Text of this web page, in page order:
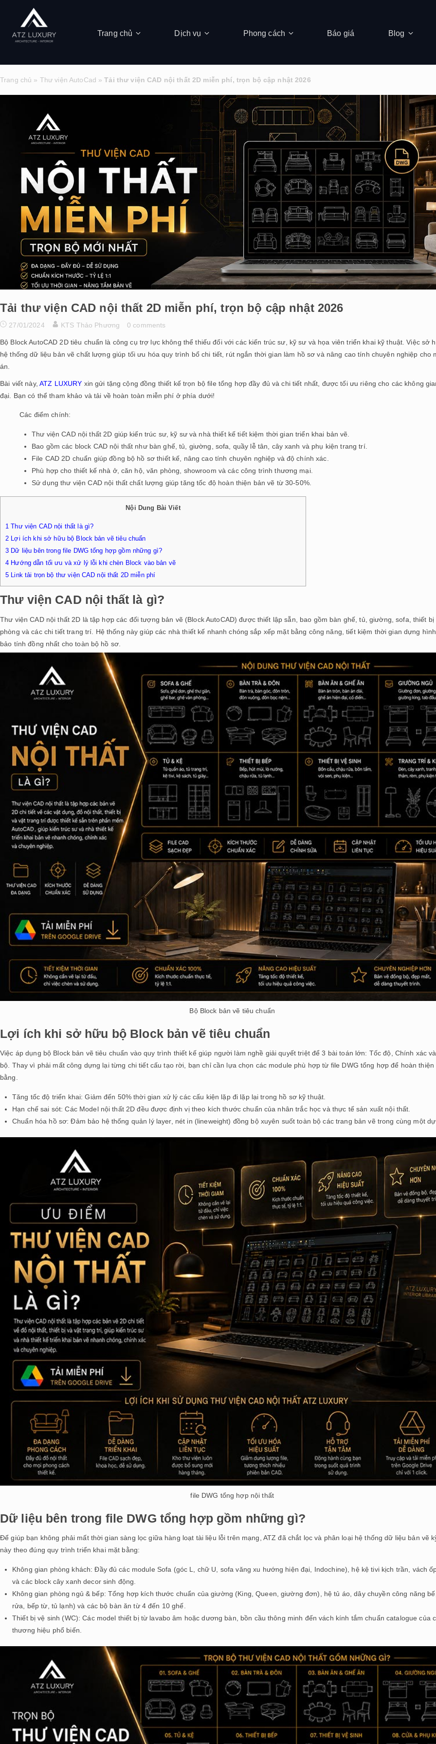
Trang chủ Dịch vụ Phong cách Báo giá Blog
Trang chủ » Thư viện AutoCad »Tải thư viện CAD nội thất 2D miễn phí, trọn bộ cập nhật 2026
Tải thư viện CAD nội thất 2D miễn phí, trọn bộ cập nhật 2026
27/01/2024 KTS Thảo Phương 0 comments
Bộ Block AutoCAD 2D tiêu chuẩn là công cụ trợ lực không thể thiếu đối với các kiến trúc sư, kỹ sư và họa viên triển khai kỹ thuật. Việc sở
hệ thống dữ liệu bản vẽ chất lượng giúp tối ưu hóa quy trình bổ chi tiết, rút ngắn thời gian làm hồ sơ và nâng cao tính chuyên nghiệp cho
án.
Bài viết này, ATZ LUXURY xin gửi tặng cộng đồng thiết kế trọn bộ file tổng hợp đầy đủ và chi tiết nhất, được tối ưu riêng cho các không
đại. Bạn có thể tham khảo và tải về hoàn toàn miễn phí ở phía dưới!
Các điểm chính:
Thư viện CAD nội thất 2D giúp kiến trúc sư, kỹ sư và nhà thiết kế tiết kiệm thời gian triển khai bản vẽ.
Bao gồm các block CAD nội thất như bàn ghế, tủ, giường, sofa, quầy lễ tân, cây xanh và phụ kiện trang trí.
File CAD 2D chuẩn giúp đồng bộ hồ sơ thiết kế, nâng cao tính chuyên nghiệp và độ chính xác.
Phù hợp cho thiết kế nhà ở, căn hộ, văn phòng, showroom và các công trình thương mại.
Sử dụng thư viện CAD nội thất chất lượng giúp tăng tốc độ hoàn thiện bản vẽ từ 30-50%.
Nội Dung Bài Viết
1 Thư viện CAD nội thất là gì?
2 Lợi ích khi sở hữu bộ Block bản vẽ tiêu chuẩn
3 Dữ liệu bên trong file DWG tổng hợp gồm những gì?
4 Hướng dẫn tối ưu và xử lý lỗi khi chèn Block vào bản vẽ
5 Link tải trọn bộ thư viện CAD nội thất 2D miễn phí
Thư viện CAD nội thất là gì?
Thư viện CAD nội thất 2D là tập hợp các đối tượng bản vẽ (Block AutoCAD) được thiết lập sẵn, bao gồm bàn ghế, tủ, giường, sofa, thiết bị
phòng và các chi tiết trang trí. Hệ thống này giúp các nhà thiết kế nhanh chóng sắp xếp mặt bằng công năng, tiết kiệm thời gian dựng
bảo tính đồng nhất cho toàn bộ hồ sơ.
Bộ Block bản vẽ tiêu chuẩn
Lợi ích khi sở hữu bộ Block bản vẽ tiêu chuẩn
Việc áp dụng bộ Block bản vẽ tiêu chuẩn vào quy trình thiết kế giúp người làm nghề giải quyết triệt để 3 bài toán lớn: Tốc độ, Chính xác
bộ. Thay vì phải mất công dựng lại từng chi tiết cấu tạo rời, bạn chỉ cần lựa chọn các module phù hợp từ file DWG tổng hợp để hoàn thiện
bằng.
Tăng tốc độ triển khai: Giảm đến 50% thời gian xử lý các cấu kiện lặp đi lặp lại trong hồ sơ kỹ thuật.
Hạn chế sai sót: Các Model nội thất 2D đều được định vị theo kích thước chuẩn của nhân trắc học và thực tế sản xuất nội thất.
Chuẩn hóa hồ sơ: Đảm bảo hệ thống quản lý layer, nét in (lineweight) đồng bộ xuyên suốt toàn bộ các trang bản vẽ trong cùng một
file DWG tổng hợp nội thất
Dữ liệu bên trong file DWG tổng hợp gồm những gì?
Để giúp bạn không phải mất thời gian sàng lọc giữa hàng loạt tài liệu lỗi trên mạng, ATZ đã chắt lọc và phân loại hệ thống dữ liệu bản vẽ
này theo đúng quy trình triển khai mặt bằng:
Không gian phòng khách: Đầy đủ các module Sofa (góc L, chữ U, sofa văng xu hướng hiện đại, Indochine), hệ kệ tivi kịch trần, vách
và các block cây xanh decor sinh động.
Không gian phòng ngủ & bếp: Tổng hợp kích thước chuẩn của giường (King, Queen, giường đơn), hệ tủ áo, dây chuyền công năng
rửa, bếp từ, tủ lạnh) và các bộ bàn ăn từ 4 đến 10 ghế.
Thiết bị vệ sinh (WC): Các model thiết bị từ lavabo âm hoặc dương bàn, bồn cầu thông minh đến vách kính tắm chuẩn catalogue của
thương hiệu phổ biến.